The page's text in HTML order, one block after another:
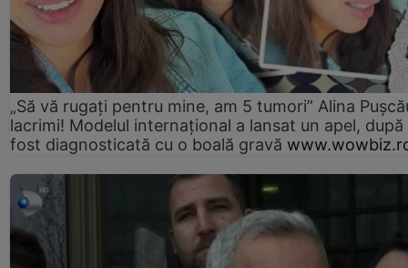
„Să vă rugați pentru mine, am 5 tumori” Alina
lacrimi! Modelul internațional a lansat un apel, după
fost diagnosticată cu o boală gravă